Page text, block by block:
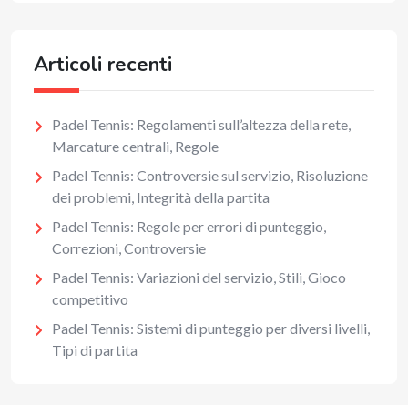
Articoli recenti
Padel Tennis: Regolamenti sull’altezza della rete,
Marcature centrali, Regole
Padel Tennis: Controversie sul servizio, Risoluzione
dei problemi, Integrità della partita
Padel Tennis: Regole per errori di punteggio,
Correzioni, Controversie
Padel Tennis: Variazioni del servizio, Stili, Gioco
competitivo
Padel Tennis: Sistemi di punteggio per diversi livelli,
Tipi di partita